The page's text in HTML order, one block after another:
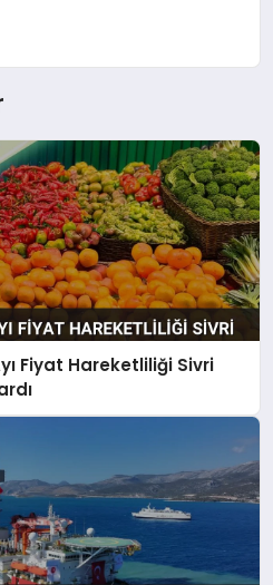
Fiyat Hareketliliği Sivri